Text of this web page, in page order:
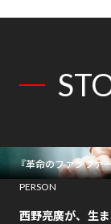
『革命のファンファ
PERSON
西野亮廣が、生